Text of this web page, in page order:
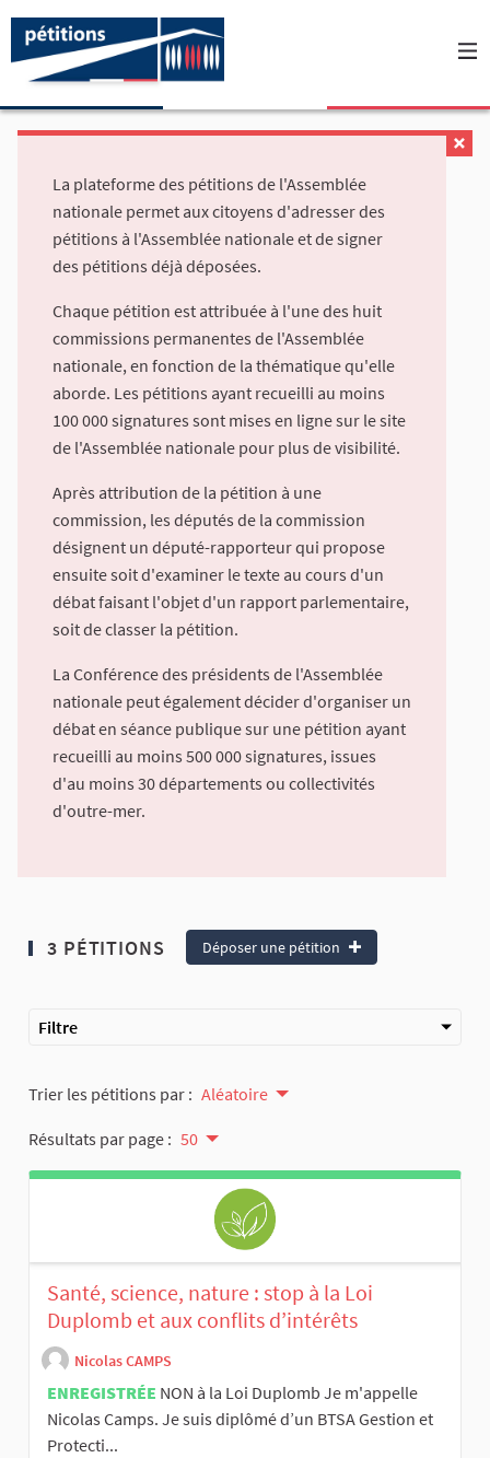
La plateforme des pétitions de l'Assemblée
nationale permet aux citoyens d'adresser des
pétitions à l'Assemblée nationale et de signer
des pétitions déjà déposées.
Chaque pétition est attribuée à l'une des huit
commissions permanentes de l'Assemblée
nationale, en fonction de la thématique qu'elle
aborde. Les pétitions ayant recueilli au moins
100 000 signatures sont mises en ligne sur le site
de l'Assemblée nationale pour plus de visibilité.
Après attribution de la pétition à une
commission, les députés de la commission
désignent un député-rapporteur qui propose
ensuite soit d'examiner le texte au cours d'un
débat faisant l'objet d'un rapport parlementaire,
soit de classer la pétition.
La Conférence des présidents de l'Assemblée
nationale peut également décider d'organiser un
débat en séance publique sur une pétition ayant
recueilli au moins 500 000 signatures, issues
d'au moins 30 départements ou collectivités
d'outre-mer.
3 PÉTITIONS Déposer une pétition
Filtre
Trier les pétitions par : Aléatoire
Résultats par page : 50
Santé, science, nature : stop à la Loi
Duplomb et aux conflits d’intérêts
Nicolas CAMPS
ENREGISTRÉE NON à la Loi Duplomb Je m'appelle
Nicolas Camps. Je suis diplômé d’un BTSA Gestion et
Protecti...